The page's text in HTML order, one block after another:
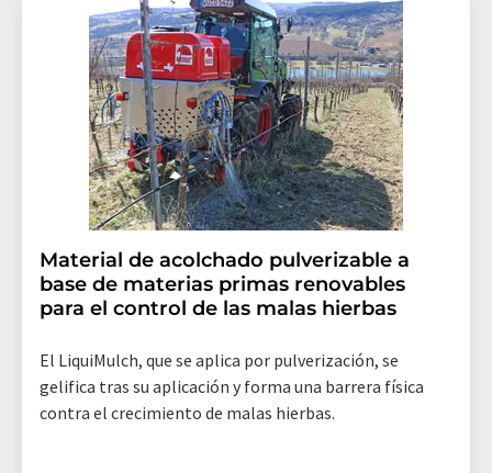
Material de acolchado pulverizable a
base de materias primas renovables
para el control de las malas hierbas
El LiquiMulch, que se aplica por pulverización, se
gelifica tras su aplicación y forma una barrera física
contra el crecimiento de malas hierbas.